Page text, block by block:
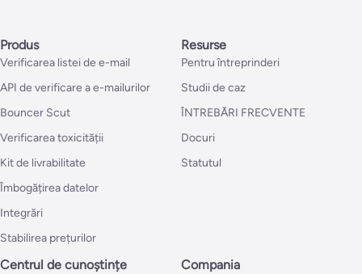
Produs
Verificarea listei de e-mail
API de verificare a e-mailurilor
Bouncer Scut
Verificarea toxicității
Kit de livrabilitate
Îmbogățirea datelor
Integrări
Stabilirea prețurilor
Resurse
Pentru întreprinderi
Studii de caz
ÎNTREBĂRI FRECVENTE
Docuri
Statutul
Centrul de cunoștințe Compania